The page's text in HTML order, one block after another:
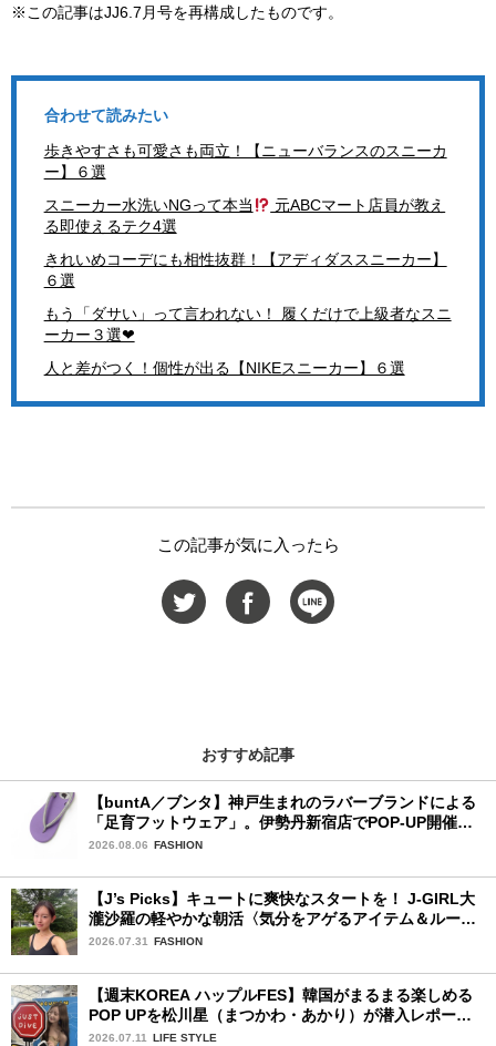
※この記事はJJ6.7月号を再構成したものです。
合わせて読みたい
歩きやすさも可愛さも両立！【ニューバランスのスニーカ
ー】６選
スニーカー水洗いNGって本当
元ABCマート店員が教え
る即使えるテク4選
きれいめコーデにも相性抜群！【アディダススニーカー】
６選
もう「ダサい」って言われない！ 履くだけで上級者なスニ
ーカー３選❤︎
人と差がつく！個性が出る【NIKEスニーカー】６選
この記事が気に入ったら
おすすめ記事
【buntA／ブンタ】神戸生まれのラバーブランドによる
「足育フットウェア」。伊勢丹新宿店でPOP-UP開催
中！
2026.08.06 FASHION
【J’s Picks】キュートに爽快なスタートを！ J-GIRL大
瀧沙羅の軽やかな朝活〈気分をアゲるアイテム＆ルーテ
ィーン〉
2026.07.31 FASHION
【週末KOREA ハップルFES】韓国がまるまる楽しめる
POP UPを松川星（まつかわ・あかり）が潜入レポート
♡
2026.07.11 LIFE STYLE